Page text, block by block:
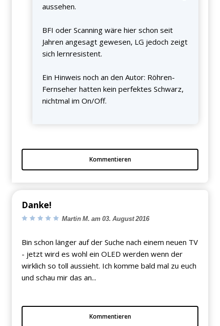
aussehen.
BFI oder Scanning wäre hier schon seit
Jahren angesagt gewesen, LG jedoch zeigt
sich lernresistent.
Ein Hinweis noch an den Autor: Röhren-
Fernseher hatten kein perfektes Schwarz,
nichtmal im On/Off.
Kommentieren
Danke!
Martin M. am 03. August 2016
Bin schon länger auf der Suche nach einem neuen TV
- jetzt wird es wohl ein OLED werden wenn der
wirklich so toll aussieht. Ich komme bald mal zu euch
und schau mir das an...
Kommentieren